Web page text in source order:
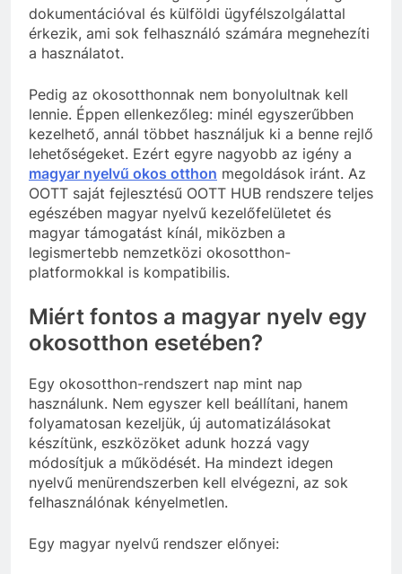
dokumentációval és külföldi ügyfélszolgálattal
érkezik, ami sok felhasználó számára megnehezíti
a használatot.
Pedig az okosotthonnak nem bonyolultnak kell
lennie. Éppen ellenkezőleg: minél egyszerűbben
kezelhető, annál többet használjuk ki a benne rejlő
lehetőségeket. Ezért egyre nagyobb az igény a
magyar nyelvű okos otthon megoldások iránt. Az
OOTT saját fejlesztésű OOTT HUB rendszere teljes
egészében magyar nyelvű kezelőfelületet és
magyar támogatást kínál, miközben a
legismertebb nemzetközi okosotthon-
platformokkal is kompatibilis.
Miért fontos a magyar nyelv egy
okosotthon esetében?
Egy okosotthon-rendszert nap mint nap
használunk. Nem egyszer kell beállítani, hanem
folyamatosan kezeljük, új automatizálásokat
készítünk, eszközöket adunk hozzá vagy
módosítjuk a működését. Ha mindezt idegen
nyelvű menürendszerben kell elvégezni, az sok
felhasználónak kényelmetlen.
Egy magyar nyelvű rendszer előnyei: